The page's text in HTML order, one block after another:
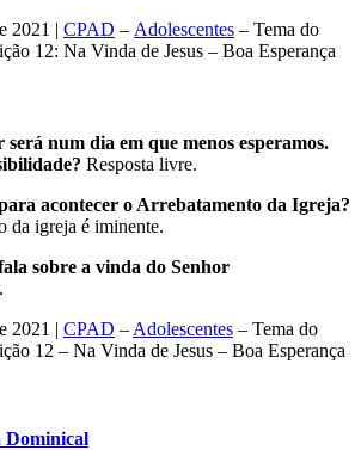
2021 | CPAD – Adolescentes – Tema do
12: Na Vinda de Jesus – Boa Esperança
num dia em que menos esperamos.
Resposta livre.
acontecer o Arrebatamento da Igreja?
da igreja é iminente.
sobre a vinda do Senhor
2021 | CPAD – Adolescentes – Tema do
12 – Na Vinda de Jesus – Boa Esperança
Dominical